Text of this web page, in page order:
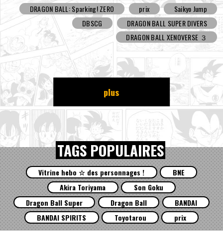
DRAGON BALL: Sparking! ZERO
prix
Saikyo Jump
DBSCG
DRAGON BALL SUPER DIVERS
DRAGON BALL XENOVERSE ３
plus
TAGS POPULAIRES
Vitrine hebo ☆ des personnages !
BNE
Akira Toriyama
Son Goku
Dragon Ball Super
Dragon Ball
BANDAI
BANDAI SPIRITS
Toyotarou prix